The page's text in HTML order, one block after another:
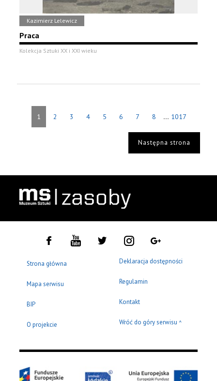
Kazimierz Lelewicz
Praca
Kolekcja Sztuki XX i XXI wieku
1 2 3 4 5 6 7 8 ... 1017
Następna strona
Strona główna
Mapa serwisu
BIP
O projekcie
Deklaracja dostępności
Regulamin
Kontakt
Wróć do góry serwisu ^